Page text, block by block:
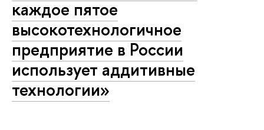
каждое пятое
высокотехнологичное
предприятие в России
использует аддитивные
технологии»